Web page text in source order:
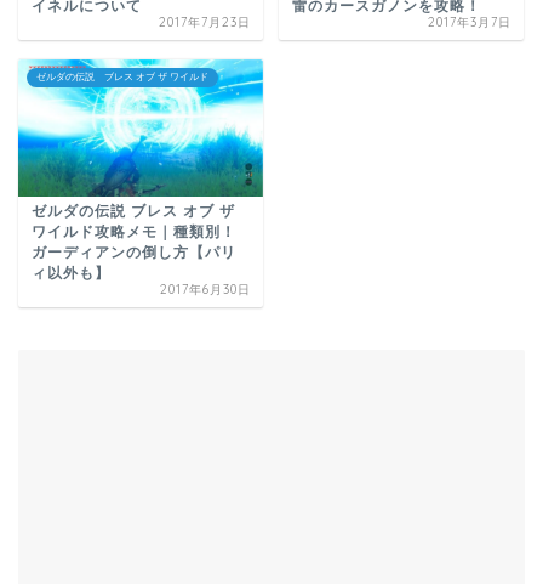
イネルについて
2017年7月23日
雷のカースガノンを攻略！
2017年3月7日
ゼルダの伝説 ブレス オブ ザ ワイルド
ゼルダの伝説 ブレス オブ ザ
ワイルド攻略メモ｜種類別！
ガーディアンの倒し方【パリ
ィ以外も】
2017年6月30日